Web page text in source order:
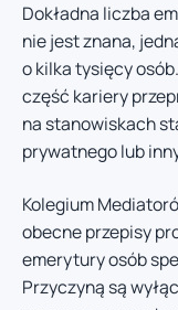
Dokładna liczba
nie jest znana,
o kilka tysięcy
część kariery
na stanowiskach
prywatnego lub
Kolegium
obecne przepisy
emerytury osób
Przyczyną są